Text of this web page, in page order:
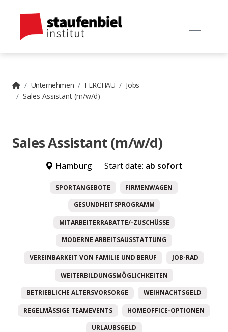
Unternehmen FERCHAU
Jobs
Sales Assistant (m/w/d)
Sales Assistant (m/w/d)
Hamburg Start date: ab sofort
SPORTANGEBOTE FIRMENWAGEN
GESUNDHEITSPROGRAMM
MITARBEITERRABATTE/-ZUSCHÜSSE
MODERNE ARBEITSAUSSTATTUNG
VEREINBARKEIT VON FAMILIE UND BERUF JOB-RAD
WEITERBILDUNGSMÖGLICHKEITEN
BETRIEBLICHE ALTERSVORSORGE WEIHNACHTSGELD
REGELMÄSSIGE TEAMEVENTS HOMEOFFICE-OPTIONEN
URLAUBSGELD